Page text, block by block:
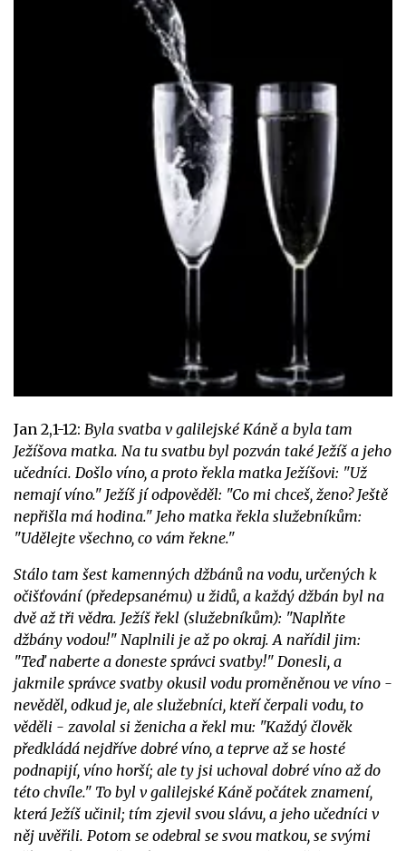
Jan 2,1-12: Byla svatba v galilejské Káně a byla tam
Ježíšova matka. Na tu svatbu byl pozván také Ježíš a jeho
učedníci. Došlo víno, a proto řekla matka Ježíšovi: "Už
nemají víno." Ježíš jí odpověděl: "Co mi chceš, ženo? Ještě
nepřišla má hodina." Jeho matka řekla služebníkům:
"Udělejte všechno, co vám řekne."
Stálo tam šest kamenných džbánů na vodu, určených k
očišťování (předepsanému) u židů, a každý džbán byl na
dvě až tři vědra. Ježíš řekl (služebníkům): "Naplňte
džbány vodou!" Naplnili je až po okraj. A nařídil jim:
"Teď naberte a doneste správci svatby!" Donesli, a
jakmile správce svatby okusil vodu proměněnou ve víno -
nevěděl, odkud je, ale služebníci, kteří čerpali vodu, to
věděli - zavolal si ženicha a řekl mu: "Každý člověk
předkládá nejdříve dobré víno, a teprve až se hosté
podnapijí, víno horší; ale ty jsi uchoval dobré víno až do
této chvíle." To byl v galilejské Káně počátek znamení,
která Ježíš učinil; tím zjevil svou slávu, a jeho učedníci v
něj uvěřili. Potom se odebral se svou matkou, se svými